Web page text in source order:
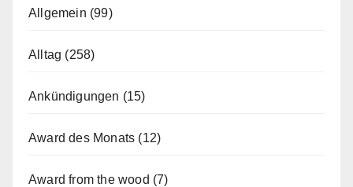
Allgemein (99)
Alltag (258)
Ankündigungen (15)
Award des Monats (12)
Award from the wood (7)